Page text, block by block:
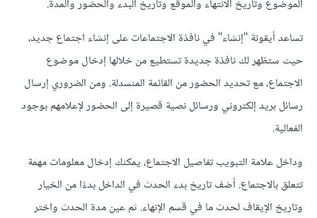
الموضوع وتاريخ الانتهاء والموقع وتاريخ البدء والحضور والمدة.
تساعد أيقونة "إنشاء" في نافذة الاجتماعات على إنشاء اجتماع جديد،
حيث ستظهر لك نافذة جديدة تستطيع من خلالها إدخال موضوع
الاجتماع، مع تحديد الحضور من القائمة المنسدلة. ومن الضروري إرسال
رسائل بريد إلكتروني ورسائل نصية قصيرة إلى الحضور لإعلامهم بوجود
الفعالية.
وداخل علامة التبويب تفاصيل الاجتماع، يمكنك إدخال معلومات مهمة
تتعلق بالاجتماع. أضف تاريخ بدء الحدث في الداخل بدءًا من الخيار
وتاريخ الإيقاف لحدث ما في قسم الإنهاء. ثم عين مدة الحدث واختر